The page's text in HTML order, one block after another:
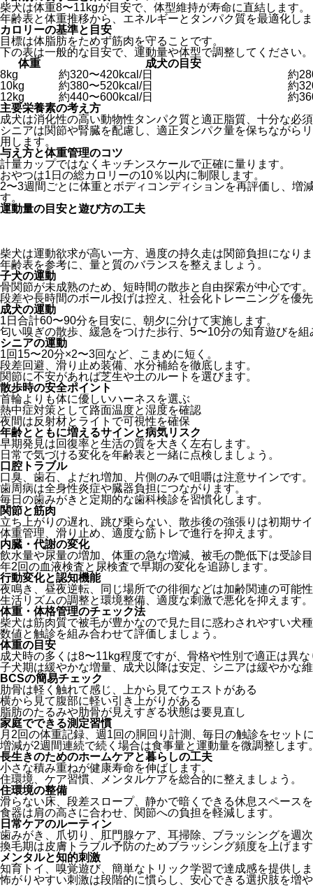
柴犬は体重8〜11kgが目安で、体型維持が寿命に直結します。
年齢表と体重推移から、エネルギーとタンパク質を最適化し
カロリーの基準と目安
目標は体脂肪をためず筋肉を守ることです。
下の表は一般的な目安で、運動量や体型で調整してください。
体重
成犬の目安
8kg
約320〜420kcal/日
約
10kg
約380〜520kcal/日
約
12kg
約440〜600kcal/日
約
主要栄養素の考え方
成犬は消化性の高い動物性タンパク質と適正脂質、十分な必
シニアは関節や腎臓を配慮し、適正タンパク量を保ちながら
用します。
与え方と体重管理のコツ
計量カップではなくキッチンスケールで正確に量ります。
おやつは1日の総カロリーの10％以内に制限します。
2〜3週間ごとに体重とボディコンディションを再評価し、増
す。
運動量の目安と遊び方の工夫
柴犬は運動欲求が高い一方、過度の持久走は関節負担になり
年齢表を参考に、量と質のバランスを整えましょう。
子犬の運動
骨関節が未成熟のため、短時間の散歩と自由探索が中心です。
段差や長時間のボール投げは控え、社会化トレーニングを優
成犬の運動
1日合計60〜90分を目安に、朝夕に分けて実施します。
匂い嗅ぎの散歩、緩急をつけた歩行、5〜10分の知育遊びを
シニアの運動
1回15〜20分×2〜3回など、こまめに短く。
段差回避、滑り止め装備、水分補給を徹底します。
関節に不安があれば芝生や土のルートを選びます。
散歩時の安全ポイント
首輪よりも体に優しいハーネスを選ぶ
熱中症対策として路面温度と湿度を確認
夜間は反射材とライトで可視性を確保
年齢とともに増えるサインと病気リスク
早期発見は回復率と生活の質を大きく左右します。
日常で気づける変化を年齢表と一緒に点検しましょう。
口腔トラブル
口臭、歯石、よだれ増加、片側のみで咀嚼は注意サインです。
歯周病は全身性炎症や臓器負担につながります。
毎日の歯みがきと定期的な歯科検診を習慣化します。
関節と筋肉
立ち上がりの遅れ、跳び乗らない、散歩後の強張りは初期サ
体重管理、滑り止め、適度な筋トレで進行を抑えます。
内臓・代謝の変化
飲水量や尿量の増加、体重の急な増減、被毛の艶低下は受診
年2回の血液検査と尿検査で早期の変化を追跡します。
行動変化と認知機能
夜鳴き、昼夜逆転、同じ場所での徘徊などは加齢関連の可能
生活リズムの調整と環境整備、適度な刺激で悪化を抑えます。
体重・体格管理のチェック法
柴犬は筋肉質で被毛が豊かなので見た目に惑わされやすい犬
数値と触診を組み合わせて評価しましょう。
体重の目安
成犬時の多くは8〜11kg程度ですが、骨格や性別で適正は異
子犬期は緩やかな増量、成犬以降は安定、シニアは緩やかな
BCSの簡易チェック
肋骨は軽く触れて感じ、上から見てウエストがある
横から見て腹部に軽い引き上がりがある
脂肪のたるみや肋骨が見えすぎる状態は要見直し
家庭でできる測定習慣
月2回の体重記録、週1回の胴回り計測、毎日の触診をセット
増減が2週間連続で続く場合は食事量と運動量を微調整します
長生きのためのホームケアと暮らしの工夫
小さな積み重ねが健康寿命を伸ばします。
住環境、ケア習慣、メンタルケアを総合的に整えましょう。
住環境の整備
滑らない床、段差スロープ、静かで暗くできる休息スペース
食器は肩の高さに合わせ、関節への負担を軽減します。
日常ケアのルーティン
歯みがき、爪切り、肛門腺ケア、耳掃除、ブラッシングを週
換毛期は皮膚トラブル予防のためブラッシング頻度を上げま
メンタルと知的刺激
知育トイ、嗅覚遊び、簡単なトリック学習で達成感を提供し
怖がりやすい刺激は段階的に慣らし、安心できる選択肢を増